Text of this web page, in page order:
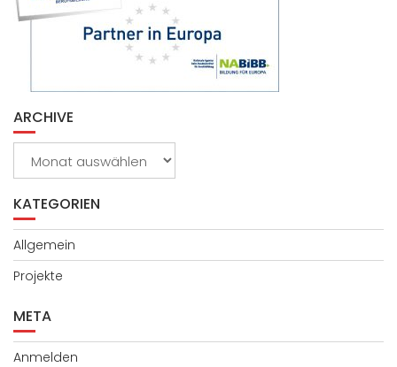
ARCHIVE
KATEGORIEN
Allgemein
Projekte
META
Anmelden